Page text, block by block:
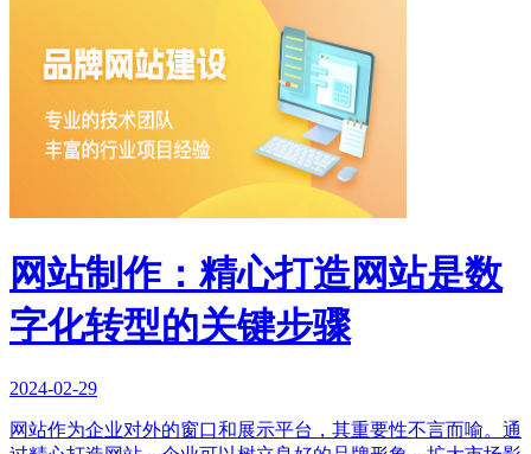
网站制作：精心打造网站是数
字化转型的关键步骤
2024-02-29
网站作为企业对外的窗口和展示平台，其重要性不言而喻。通